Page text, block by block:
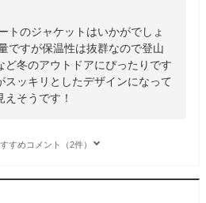
トのジャケットはいかがでしょ
ですが保温性は抜群なので登山
ど冬のアウトドアにぴったりです
スッキリとしたデザインになって
そうです！
すめコメント（2件）